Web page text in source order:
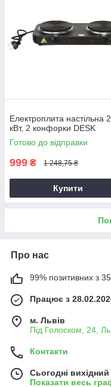
Електроплита настільна 2
кВт, 2 конфорки DESK
Готово до відправки
999 ₴ 1 248,75 ₴
Купити
Про нас
99% позитивних з
Працює з
м. Львів
Під Голоском, 24,
Контакти
Сьогодні вихідний
Показати весь